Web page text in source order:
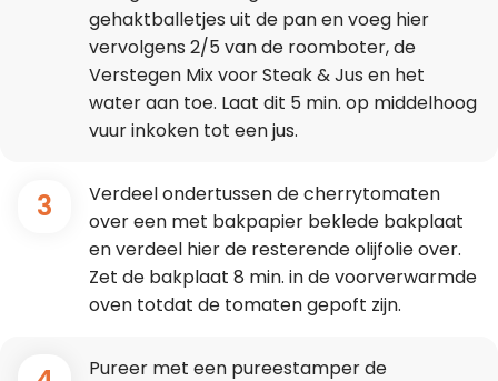
gehaktballetjes uit de pan en voeg hier
vervolgens 2/5 van de roomboter, de
Verstegen Mix voor Steak & Jus en het
water aan toe. Laat dit 5 min. op middelhoog
vuur inkoken tot een jus.
3
Verdeel ondertussen de cherrytomaten
over een met bakpapier beklede bakplaat
en verdeel hier de resterende olijfolie over.
Zet de bakplaat 8 min. in de voorverwarmde
oven totdat de tomaten gepoft zijn.
Pureer met een pureestamper de